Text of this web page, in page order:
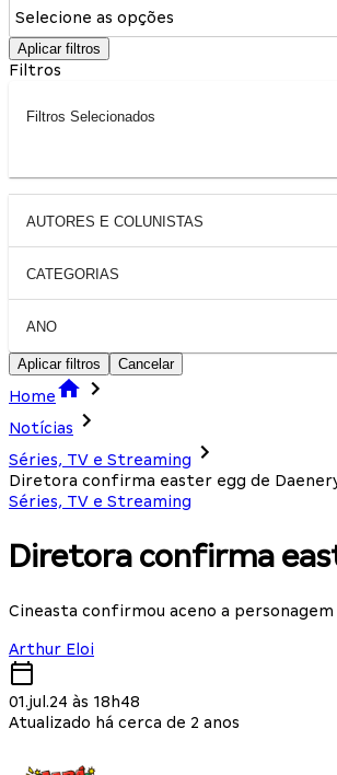
Selecione as opções
Aplicar filtros
Filtros
Filtros Selecionados
AUTORES E COLUNISTAS
CATEGORIAS
ANO
Aplicar filtros Cancelar
Home
Notícias
Séries, TV e Streaming
Diretora confirma easter egg de
Séries, TV e Streaming
Diretora confirma
Cineasta confirmou aceno a
Arthur Eloi
01.jul.24 às 18h48
Atualizado há cerca de 2 anos